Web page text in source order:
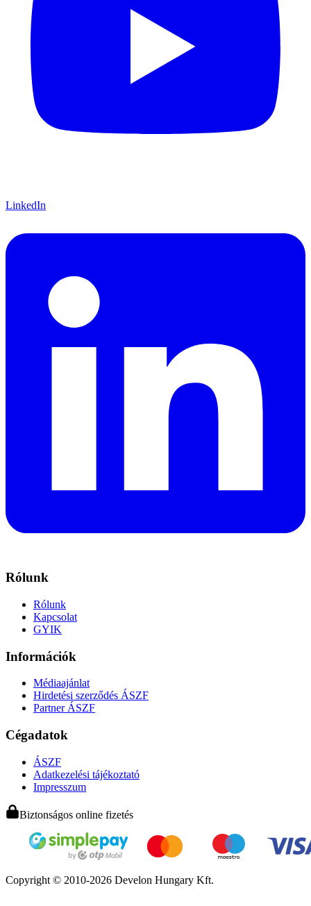
LinkedIn
Rólunk
Rólunk
Kapcsolat
GYIK
Információk
Médiaajánlat
Hirdetési szerződés ÁSZF
Partner ÁSZF
Cégadatok
ÁSZF
Adatkezelési tájékoztató
Impresszum
Biztonságos online fizetés
Copyright © 2010-2026 Develon Hungary Kft.